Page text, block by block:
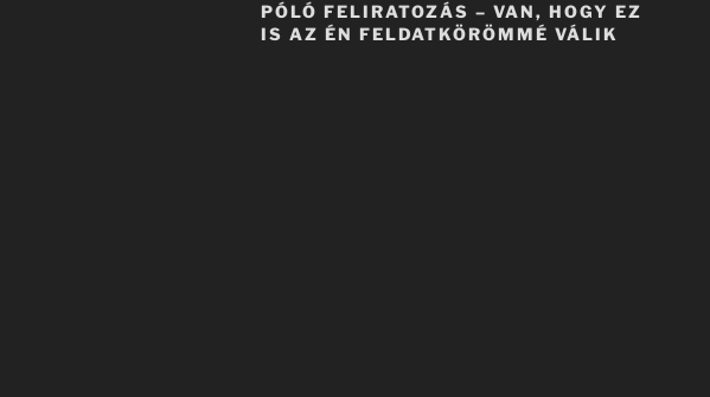
PÓLÓ FELIRATOZÁS – VAN, HOGY EZ
IS AZ ÉN FELDATKÖRÖMMÉ VÁLIK